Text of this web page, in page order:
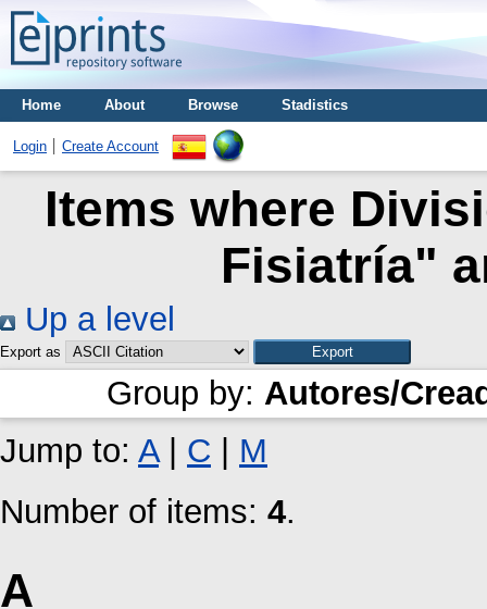
Home About Browse Stadistics
Login Create Account
Items where
Fisiatría"
Up a level
Export as
Group by: Autores/
Jump to: A| C
M
Number of items: 4.
A